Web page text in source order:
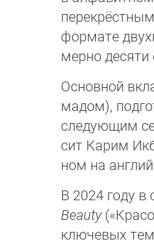
фор­ма­те
мер­но де­ся­ти
Основной
ма­дом),
следующим
сит Карим
ном на
В 2024 году
Beau­ty
клю­че­вых